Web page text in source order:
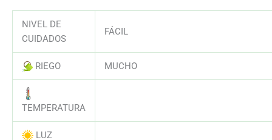
NIVEL DE
CUIDADOS
FÁCIL
RIEGO MUCHO
TEMPERATURA
LUZ